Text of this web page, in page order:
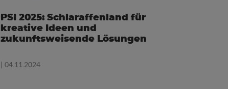
PSI 2025: Schlaraffenland für
kreative Ideen und
zukunftsweisende Lösungen
| 04.11.2024